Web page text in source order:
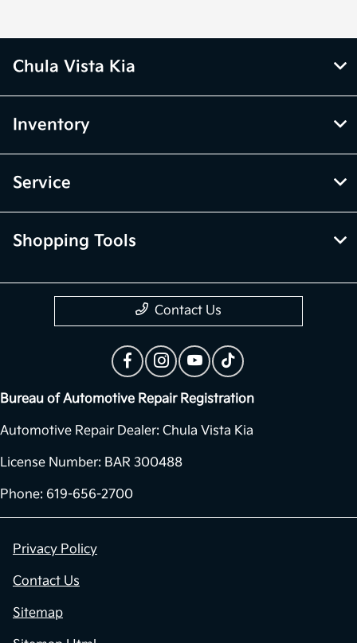
All Hours
Chula Vista Kia
Inventory
Service
Shopping Tools
Contact Us
Bureau of Automotive Repair Registration
Automotive Repair Dealer: Chula Vista Kia
License Number: BAR 300488
Phone: 619-656-2700
Privacy Policy
Contact Us
Sitemap